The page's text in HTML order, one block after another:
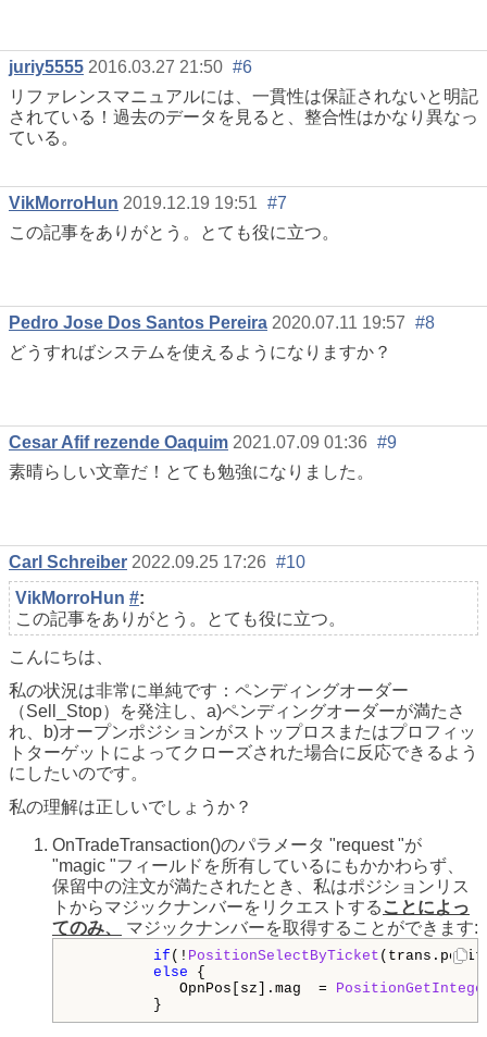
juriy5555 2016.03.27 21:50 #6
リファレンスマニュアルには、一貫性は保証されないと明記
されている！過去のデータを見ると、整合性はかなり異なっ
ている。
VikMorroHun 2019.12.19 19:51 #7
この記事をありがとう。とても役に立つ。
Pedro Jose Dos Santos Pereira 2020.07.11 19:57 #8
どうすればシステムを使えるようになりますか？
Cesar Afif rezende Oaquim 2021.07.09 01:36 #9
素晴らしい文章だ！とても勉強になりました。
Carl Schreiber 2022.09.25 17:26 #10
VikMorroHun #:
この記事をありがとう。とても役に立つ。
こんにちは、
私の状況は非常に単純です：ペンディングオーダー
（Sell_Stop）を発注し、a)ペンディングオーダーが満たさ
れ、b)オープンポジションがストップロスまたはプロフィッ
トターゲットによってクローズされた場合に反応できるよう
にしたいのです。
私の理解は正しいでしょうか？
OnTradeTransaction()のパラメータ "request "が
"magic "フィールドを所有しているにもかかわらず、
保留中の注文が満たされたとき、私はポジションリス
トからマジックナンバーをリクエストする ことによっ
てのみ、
マジックナンバーを取得することができます:
if (! PositionSelectByTicket
else {
OpnPos[sz].mag  =